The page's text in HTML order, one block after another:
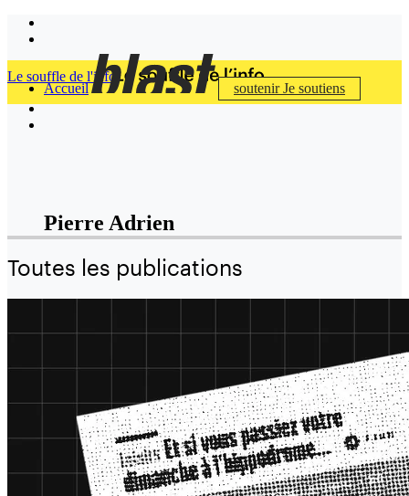
Accueil soutenirJe soutiens
Le souffle de l'info
Pierre Adrien
Toutes les publications